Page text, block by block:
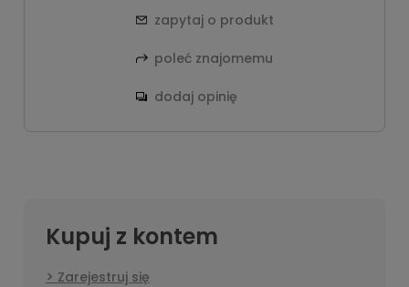
zapytaj o produkt
poleć znajomemu
dodaj opinię
Kupuj z kontem
Zarejestruj się